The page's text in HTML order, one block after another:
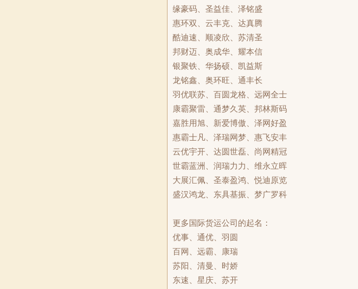
缘豪码、圣益佳、泽铭盛
惠环双、云丰克、达真腾
酷迪速、顺凌欣、苏清圣
邦财迈、奥成华、耀本信
银聚铁、华扬硕、凯益斯
龙铭鑫、奥环旺、通丰长
羽优联苏、百圆龙格、远网全士
康霸聚雷、通梦久英、邦林斯码
嘉胜用旭、新爱博傲、泽网好盈
惠霸士凡、泽瑞网梦、惠飞安丰
云优宇开、达圆世磊、尚网精冠
世霸蓝洲、润瑞力力、维永立晖
大展汇佩、圣泰盈鸿、悦迪原览
盛汉鸿龙、东具基振、梦广罗科
更多国际货运公司的起名：
优事、通优、羽圆
百网、远霸、康瑞
苏阳、清曼、时娇
东速、星庆、苏开